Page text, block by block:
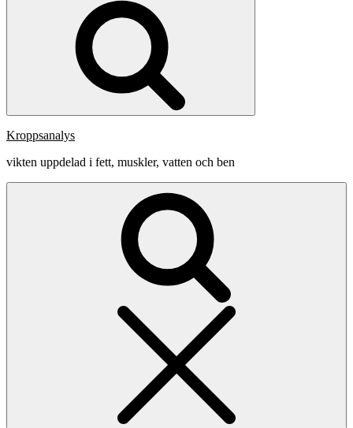
Kroppsanalys
vikten uppdelad i fett, muskler, vatten och ben